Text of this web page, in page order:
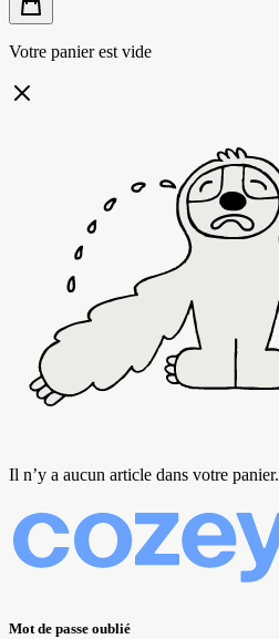
Votre panier est vide
Il n’y a aucun article dans votre panier.
Mot de passe oublié